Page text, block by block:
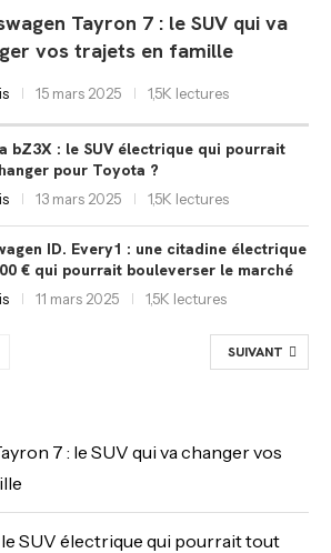
Tayron 7 : le SUV qui va
vos trajets en famille
15 mars 2025 1,5K lectures
bZ3X : le SUV électrique qui pourrait
pour Toyota ?
13 mars 2025 1,5K lectures
ID. Every1 : une citadine électrique
€ qui pourrait bouleverser le marché
11 mars 2025 1,5K lectures
SUIVANT
7 : le SUV qui va changer vos
le SUV électrique qui pourrait tout